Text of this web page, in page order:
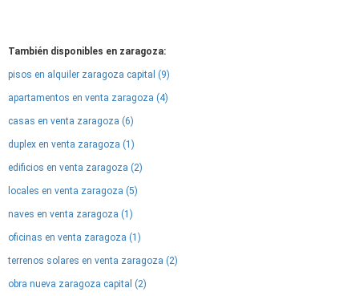
También disponibles en zaragoza:
pisos en alquiler zaragoza capital (9)
apartamentos en venta zaragoza (4)
casas en venta zaragoza (6)
duplex en venta zaragoza (1)
edificios en venta zaragoza (2)
locales en venta zaragoza (5)
naves en venta zaragoza (1)
oficinas en venta zaragoza (1)
terrenos solares en venta zaragoza (2)
obra nueva zaragoza capital (2)